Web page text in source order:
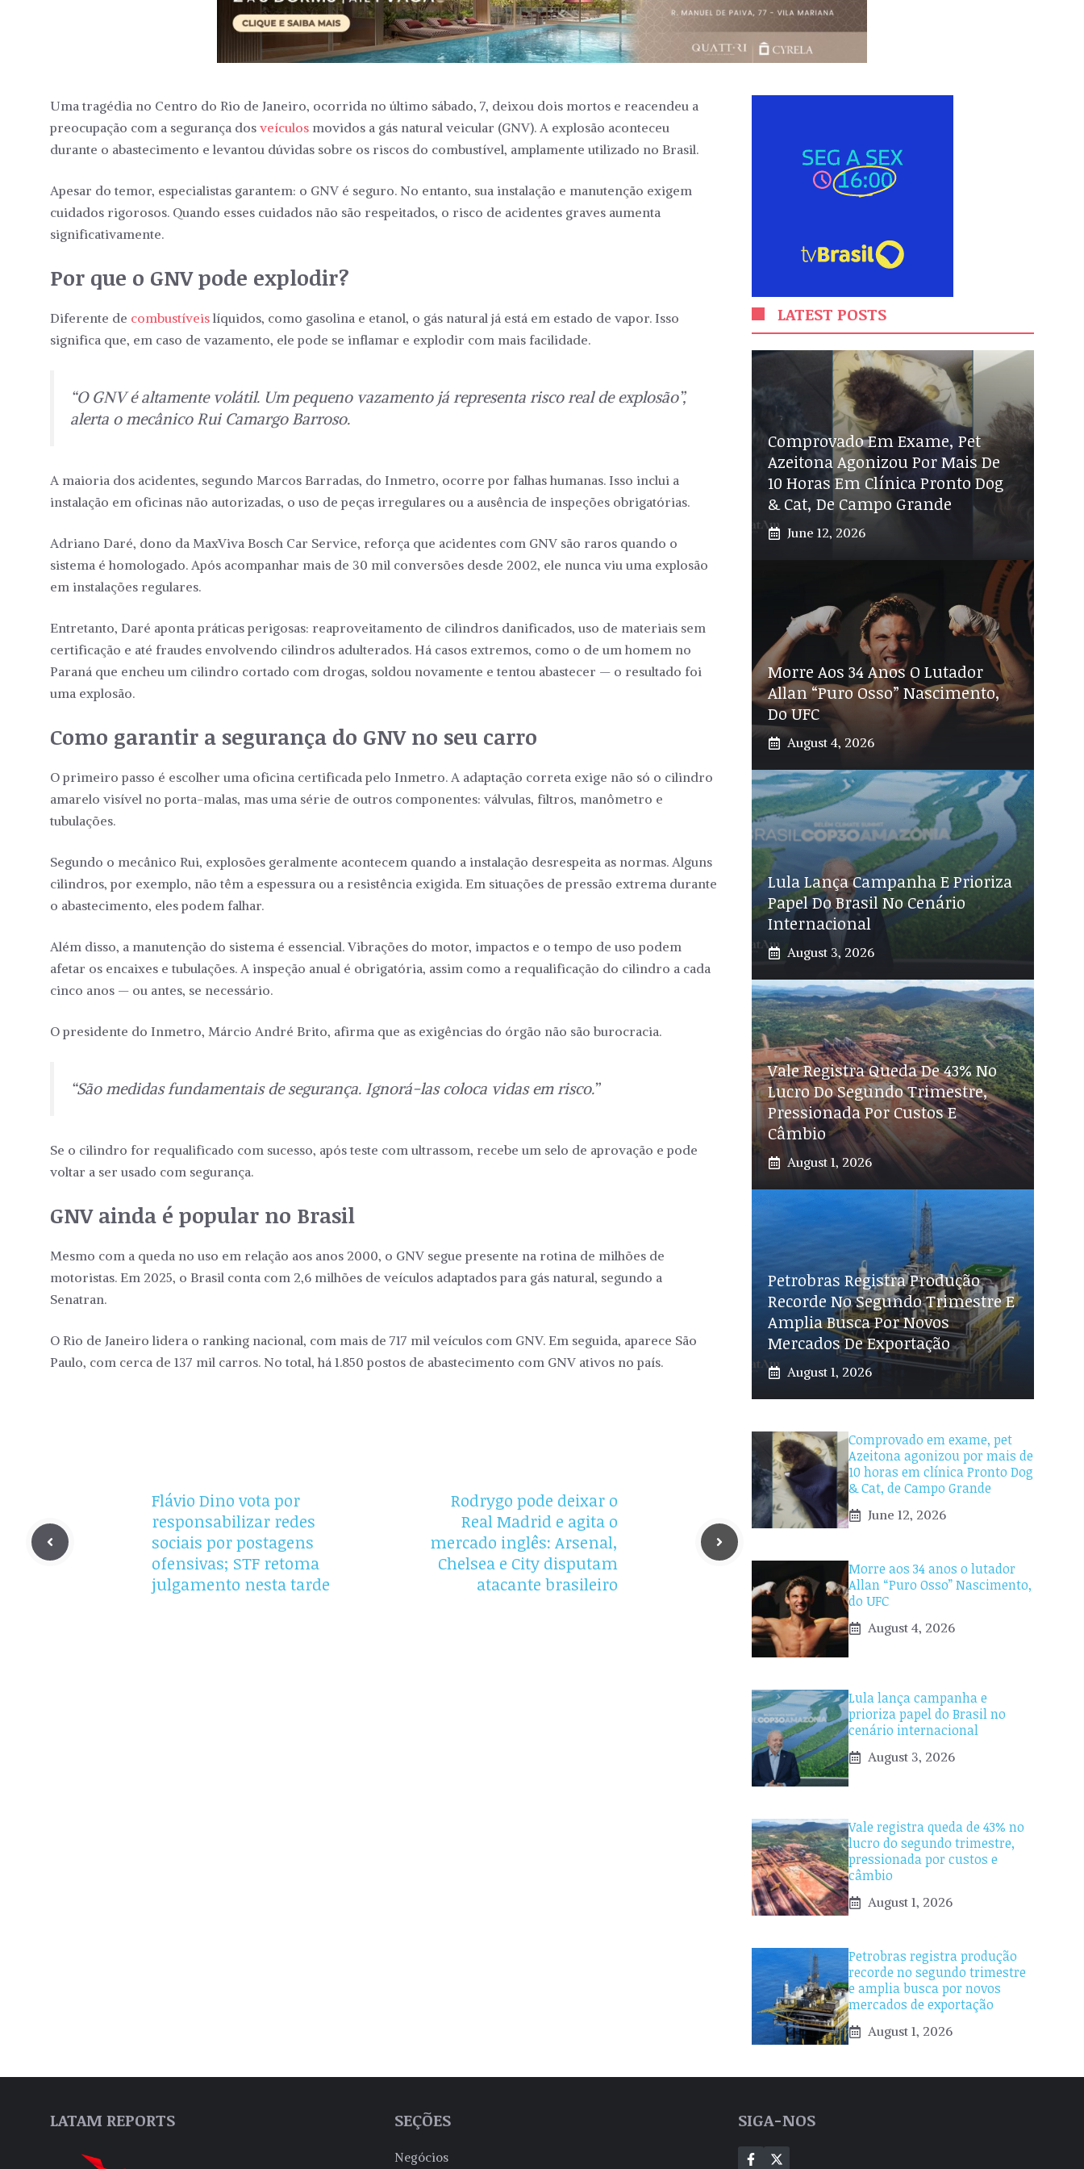
Uma tragédia no Centro do Rio de Janeiro, ocorrida no último sábado, 7, deixou dois mortos e reacendeu a
preocupação com a segurança dos veículos movidos a gás natural veicular (GNV). A explosão aconteceu
durante o abastecimento e levantou dúvidas sobre os riscos do combustível, amplamente utilizado no Brasil.
Apesar do temor, especialistas garantem: o GNV é seguro. No entanto, sua instalação e manutenção exigem
cuidados rigorosos. Quando esses cuidados não são respeitados, o risco de acidentes graves aumenta
significativamente.
Por que o GNV pode explodir?
Diferente de combustíveis líquidos, como gasolina e etanol, o gás natural já está em estado de vapor. Isso
significa que, em caso de vazamento, ele pode se inflamar e explodir com mais facilidade.
“O GNV é altamente volátil. Um pequeno vazamento já representa risco real de explosão”,
alerta o mecânico Rui Camargo Barroso.
A maioria dos acidentes, segundo Marcos Barradas, do Inmetro, ocorre por falhas humanas. Isso inclui a
instalação em oficinas não autorizadas, o uso de peças irregulares ou a ausência de inspeções obrigatórias.
Adriano Daré, dono da MaxViva Bosch Car Service, reforça que acidentes com GNV são raros quando o
sistema é homologado. Após acompanhar mais de 30 mil conversões desde 2002, ele nunca viu uma explosão
em instalações regulares.
Entretanto, Daré aponta práticas perigosas: reaproveitamento de cilindros danificados, uso de materiais sem
certificação e até fraudes envolvendo cilindros adulterados. Há casos extremos, como o de um homem no
Paraná que encheu um cilindro cortado com drogas, soldou novamente e tentou abastecer — o resultado foi
uma explosão.
Como garantir a segurança do GNV no seu carro
O primeiro passo é escolher uma oficina certificada pelo Inmetro. A adaptação correta exige não só o cilindro
amarelo visível no porta-malas, mas uma série de outros componentes: válvulas, filtros, manômetro e
tubulações.
Segundo o mecânico Rui, explosões geralmente acontecem quando a instalação desrespeita as normas. Alguns
cilindros, por exemplo, não têm a espessura ou a resistência exigida. Em situações de pressão extrema durante
o abastecimento, eles podem falhar.
Além disso, a manutenção do sistema é essencial. Vibrações do motor, impactos e o tempo de uso podem
afetar os encaixes e tubulações. A inspeção anual é obrigatória, assim como a requalificação do cilindro a cada
cinco anos — ou antes, se necessário.
O presidente do Inmetro, Márcio André Brito, afirma que as exigências do órgão não são burocracia.
“São medidas fundamentais de segurança. Ignorá-las coloca vidas em risco.”
Se o cilindro for requalificado com sucesso, após teste com ultrassom, recebe um selo de aprovação e pode
voltar a ser usado com segurança.
GNV ainda é popular no Brasil
Mesmo com a queda no uso em relação aos anos 2000, o GNV segue presente na rotina de milhões de
motoristas. Em 2025, o Brasil conta com 2,6 milhões de veículos adaptados para gás natural, segundo a
Senatran.
O Rio de Janeiro lidera o ranking nacional, com mais de 717 mil veículos com GNV. Em seguida, aparece São
Paulo, com cerca de 137 mil carros. No total, há 1.850 postos de abastecimento com GNV ativos no país.
Flávio Dino vota por
responsabilizar redes
sociais por postagens
ofensivas; STF retoma
julgamento nesta tarde
Rodrygo pode deixar o
Real Madrid e agita o
mercado inglês: Arsenal,
Chelsea e City disputam
atacante brasileiro
LATEST POSTS
Comprovado Em Exame, Pet
Azeitona Agonizou Por Mais De
10 Horas Em Clínica Pronto Dog
& Cat, De Campo Grande
June 12, 2026
Morre Aos 34 Anos O Lutador
Allan “Puro Osso” Nascimento,
Do UFC
August 4, 2026
Lula Lança Campanha E Prioriza
Papel Do Brasil No Cenário
Internacional
August 3, 2026
Vale Registra Queda De 43% No
Lucro Do Segundo Trimestre,
Pressionada Por Custos E
Câmbio
August 1, 2026
Petrobras Registra Produção
Recorde No Segundo Trimestre E
Amplia Busca Por Novos
Mercados De Exportação
August 1, 2026
Comprovado em exame, pet
Azeitona agonizou por mais de
10 horas em clínica Pronto Dog
& Cat, de Campo Grande
June 12, 2026
Morre aos 34 anos o lutador
Allan “Puro Osso” Nascimento,
do UFC
August 4, 2026
Lula lança campanha e
prioriza papel do Brasil no
cenário internacional
August 3, 2026
Vale registra queda de 43% no
lucro do segundo trimestre,
pressionada por custos e
câmbio
August 1, 2026
Petrobras registra produção
recorde no segundo trimestre
e amplia busca por novos
mercados de exportação
August 1, 2026
LATAM REPORTS SEÇÕES
Negócios
SIGA-NOS